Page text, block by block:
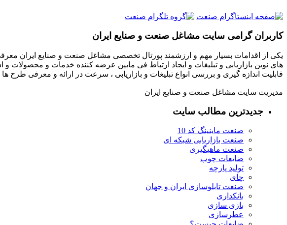
کاربران گرامی سایت مشاغل صنعت و صنایع ایران
یکی از اقدامات بسیار مهم و ارزشمند پورتال تخصصی مشاغل صنعت و صنایع ایران
های نوین بازاریابی و تبلیغات و ایجاد ارتباط فی مابین عرضه کننده خدمات و محصولات و
قابلیت اندازه گیری و بررسی انواع تبلیغات و بازاریابی ، سرعت در ارائه و معرفی
مدیریت سایت مشاغل صنعت و صنایع ایران
جدیدترین مطالب سایت
صنعت ماینینگ کد 10
صنعت بازاریابی شبکه ای
صنعت ماهیگیری
ضایعات چوب
تولید پارچه
چای
صنعت تابلوسازی ایران و جهان
بانکداری
بازی سازی
عطرسازی